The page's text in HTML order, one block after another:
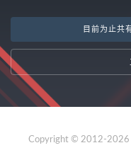
目前为止共
Copyright © 2012-2026